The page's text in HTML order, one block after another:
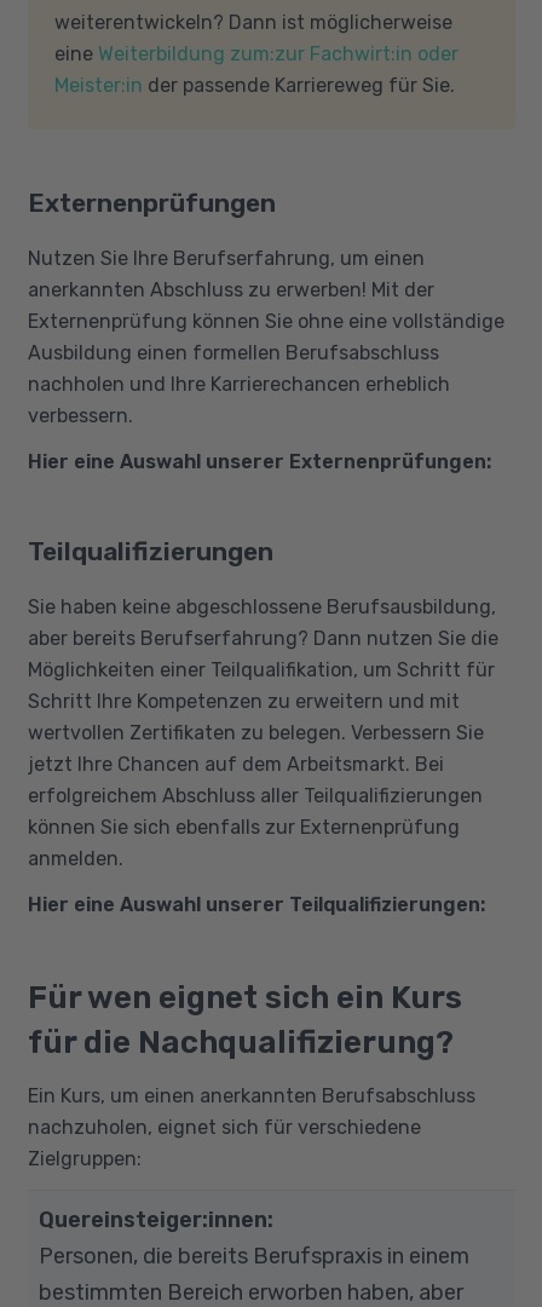
weiterentwickeln? Dann ist möglicherweise
eine Weiterbildung zum:zur Fachwirt:in oder
Meister:in der passende Karriereweg für Sie.
Externenprüfungen
Nutzen Sie Ihre Berufserfahrung, um einen
anerkannten Abschluss zu erwerben! Mit der
Externenprüfung können Sie ohne eine vollständige
Ausbildung einen formellen Berufsabschluss
nachholen und Ihre Karrierechancen erheblich
verbessern.
Hier eine Auswahl unserer Externenprüfungen:
Teilqualifizierungen
Sie haben keine abgeschlossene Berufsausbildung,
aber bereits Berufserfahrung? Dann nutzen Sie die
Möglichkeiten einer Teilqualifikation, um Schritt für
Schritt Ihre Kompetenzen zu erweitern und mit
wertvollen Zertifikaten zu belegen. Verbessern Sie
jetzt Ihre Chancen auf dem Arbeitsmarkt. Bei
erfolgreichem Abschluss aller Teilqualifizierungen
können Sie sich ebenfalls zur Externenprüfung
anmelden.
Hier eine Auswahl unserer Teilqualifizierungen:
Für wen eignet sich ein Kurs
für die Nachqualifizierung?
Ein Kurs, um einen anerkannten Berufsabschluss
nachzuholen, eignet sich für verschiedene
Zielgruppen:
Quereinsteiger:innen:
Personen, die bereits Berufspraxis in einem
bestimmten Bereich erworben haben, aber